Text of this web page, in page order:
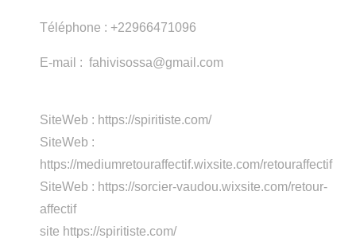
Téléphone : +22966471096
E-mail : fahivisossa@gmail.com
SiteWeb : https://spiritiste.com/
SiteWeb :
https://mediumretouraffectif.wixsite.com/retouraffectif
SiteWeb : https://sorcier-vaudou.wixsite.com/retour-
affectif
site https://spiritiste.com/